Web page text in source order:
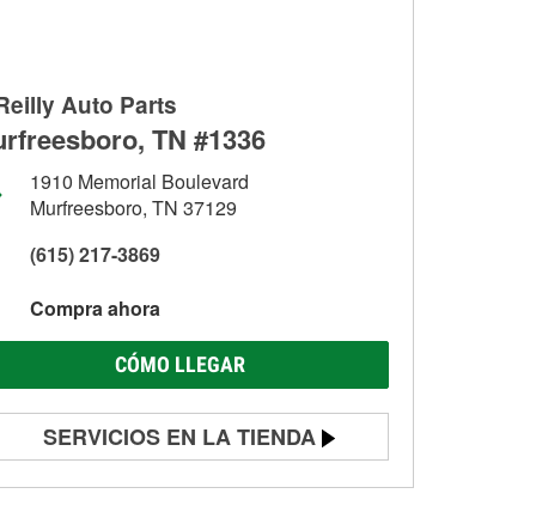
Auto Parts
TN #1336
1910 Memorial Boulevard
Murfreesboro, TN 37129
(615) 217-3869
Compra ahora
CÓMO LLEGAR
SERVICIOS EN LA TIENDA
Prueba de batería